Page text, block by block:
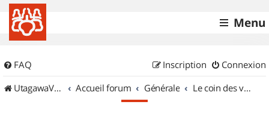
Menu
FAQ Connexion
Inscription
UtagawaVTT (Randos VTT et VTTAE avec traces GPS)
Accueil forum Générale Le coin des vidéastes